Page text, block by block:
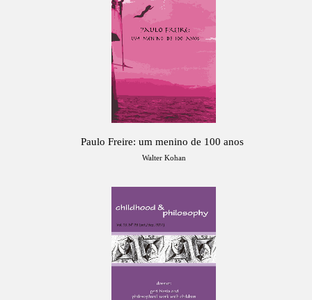
Paulo Freire: um menino de 100 anos
Walter Kohan